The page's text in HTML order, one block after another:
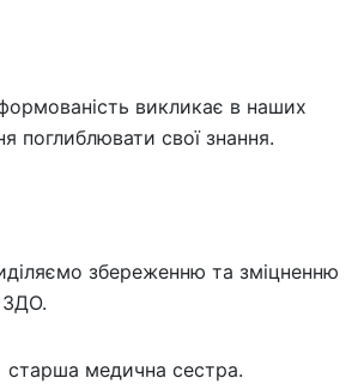
викликає в наших
поглиблювати свої знання.
збереженню та зміцненню
ЗДО.
медична сестра.